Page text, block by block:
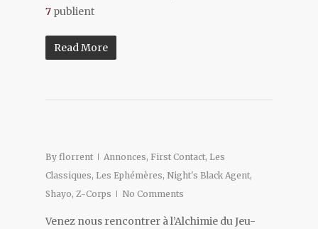
7 publient
Read More
By florrent Annonces, First Contact, Les
Classiques, Les Ephémères, Night's Black Agent,
Shayo, Z-Corps No Comments
Venez nous rencontrer à l’Alchimie du Jeu-